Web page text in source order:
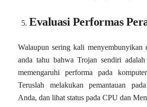
Evaluasi Performas
Walaupun sering kali menyembunyikan
anda tahu bahwa Trojan sendiri
memengaruhi performa pada
Teruslah melakukan pemantauan
Anda, dan lihat status pada CPU dan